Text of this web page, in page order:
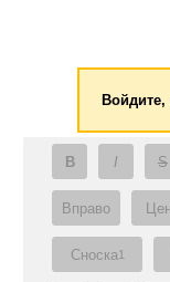
B I S
Вправо
Сноска1